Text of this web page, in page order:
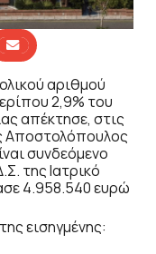
αριθμού
2,9% του
απέκτησε, στις
Αποστολόπουλος
συνδεόμενο
της Ιατρικό
4.958.540 ευρώ
εισηγμένης: